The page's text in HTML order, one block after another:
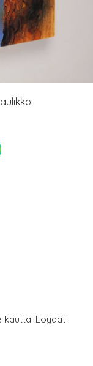
kautta. Löydät